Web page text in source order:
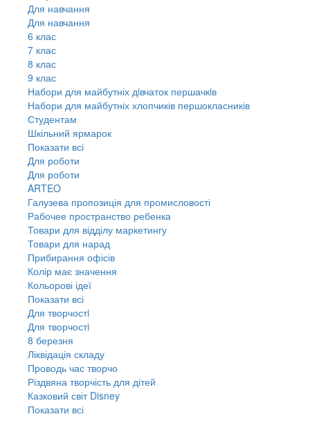
Для навчання
Для навчання
6 клас
7 клас
8 клас
9 клас
Набори для майбутніх дiвчаток першачкiв
Набори для майбутніх хлопчиків першокласників
Студентам
Шкільний ярмарок
Показати всі
Для роботи
Для роботи
ARTEO
Галузева пропозиція для промисловості
Рабочее пространство ребенка
Товари для відділу маркетингу
Товари для нарад
Прибирання офісів
Колір має значення
Кольорові ідеї
Показати всі
Для творчостi
Для творчостi
8 березня
Ліквідація складу
Проводь час творчо
Різдвяна творчість для дітей
Казковий світ Disney
Показати всі